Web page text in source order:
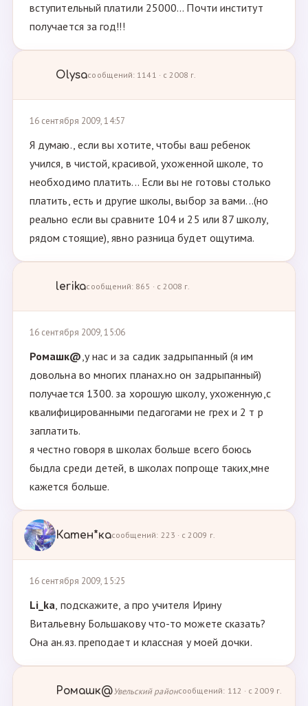
вступительный платили 25000... Почти институт
получается за год!!!
Olysaсообщений: 1141 · с 2008 г.
16 сентября 2009, 14:57
Я думаю., если вы хотите, чтобы ваш ребенок
учился, в чистой, красивой, ухоженной школе, то
необходимо платить... Если вы не готовы столько
платить, есть и другие школы, выбор за вами...(но
реально если вы сравните 104 и 25 или 87 школу,
рядом стоящие), явно разница будет ощутима.
lerikaсообщений: 865 · с 2008 г.
16 сентября 2009, 15:06
Ромашк@,у нас и за садик задрыпанный (я им
довольна во многих планах.но он задрыпанный)
получается 1300. за хорошую школу, ухоженную,с
квалифицированными педагогами не грех и 2 т р
заплатить.
я честно говоря в школах больше всего боюсь
быдла среди детей, в школах попроще таких,мне
кажется больше.
Катен*касообщений: 223 · с 2009 г.
16 сентября 2009, 15:25
Li_ka, подскажите, а про учителя Ирину
Витальевну Большакову что-то можете сказать?
Она ан.яз. преподает и классная у моей дочки.
Ромашк@Увельский районсообщений: 112 · с 2009 г.